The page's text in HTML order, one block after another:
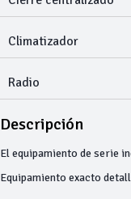
Climatizador
Radio
Descripción
El equipamiento de serie
Equipamiento exacto